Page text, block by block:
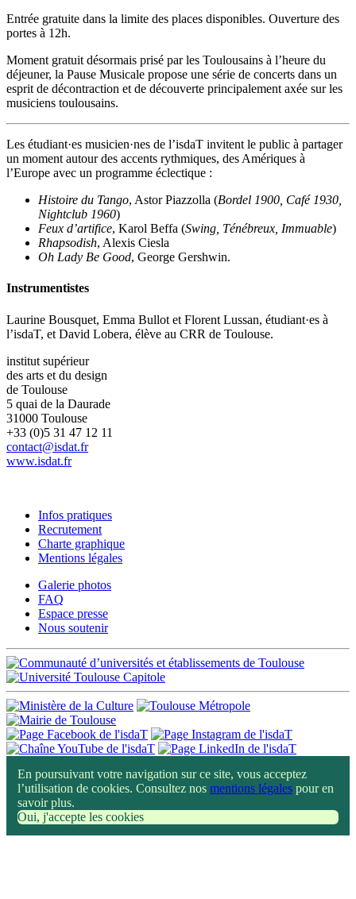
Entrée gratuite dans la limite des places disponibles. Ouverture des
portes à 12h.
Moment gratuit désormais prisé par les Toulousains à l’heure du
déjeuner, la Pause Musicale propose une série de concerts dans un
esprit de décontraction et de découverte principalement axée sur les
musiciens toulousains.
Les étudiant·es musicien·nes de l’isdaT invitent le public à partager
un moment autour des accents rythmiques, des Amériques à
l’Europe avec un programme éclectique :
Histoire du Tango, Astor Piazzolla (Bordel 1900, Café 1930,
Nightclub 1960)
Feux d’artifice, Karol Beffa (Swing, Ténébreux, Immuable)
Rhapsodish, Alexis Ciesla
Oh Lady Be Good, George Gershwin.
Instrumentistes
Laurine Bousquet, Emma Bullot et Florent Lussan, étudiant·es à
l’isdaT, et David Lobera, élève au CRR de Toulouse.
institut supérieur
des arts et du design
de Toulouse
5 quai de la Daurade
31000 Toulouse
+33 (0)5 31 47 12 11
contact@isdat.fr
www.isdat.fr
Infos pratiques
Recrutement
Charte graphique
Mentions légales
Galerie photos
FAQ
Espace presse
Nous soutenir
En poursuivant votre navigation sur ce site, vous acceptez
l’utilisation de cookies. Consultez nos mentions légales pour en
savoir plus.
Oui, j'accepte les cookies